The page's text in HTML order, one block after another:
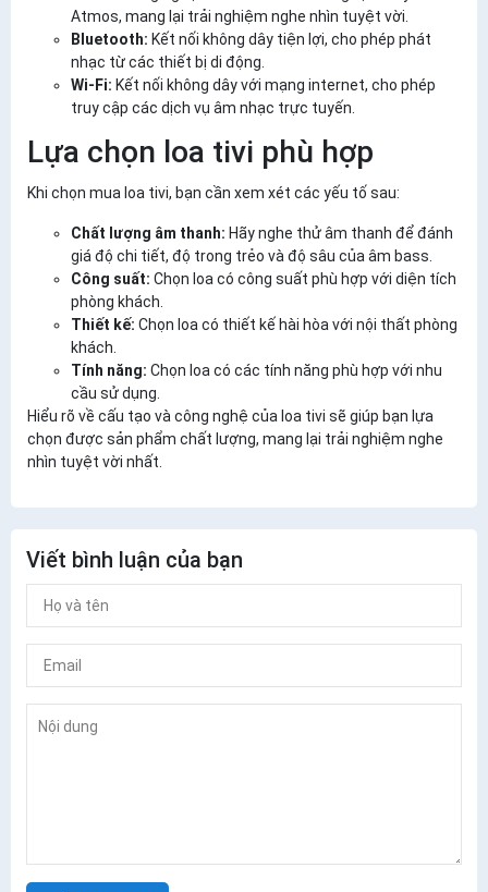
Atmos, mang lại trải nghiệm nghe nhìn tuyệt vời.
Bluetooth: Kết nối không dây tiện lợi, cho phép phát
nhạc từ các thiết bị di động.
Wi-Fi: Kết nối không dây với mạng internet, cho phép
truy cập các dịch vụ âm nhạc trực tuyến.
Lựa chọn loa tivi phù hợp
Khi chọn mua loa tivi, bạn cần xem xét các yếu tố sau:
Chất lượng âm thanh: Hãy nghe thử âm thanh để đánh
giá độ chi tiết, độ trong trẻo và độ sâu của âm bass.
Công suất: Chọn loa có công suất phù hợp với diện tích
phòng khách.
Thiết kế: Chọn loa có thiết kế hài hòa với nội thất phòng
khách.
Tính năng: Chọn loa có các tính năng phù hợp với nhu
cầu sử dụng.
Hiểu rõ về cấu tạo và công nghệ của loa tivi sẽ giúp bạn lựa
chọn được sản phẩm chất lượng, mang lại trải nghiệm nghe
nhìn tuyệt vời nhất.
Viết bình luận của bạn